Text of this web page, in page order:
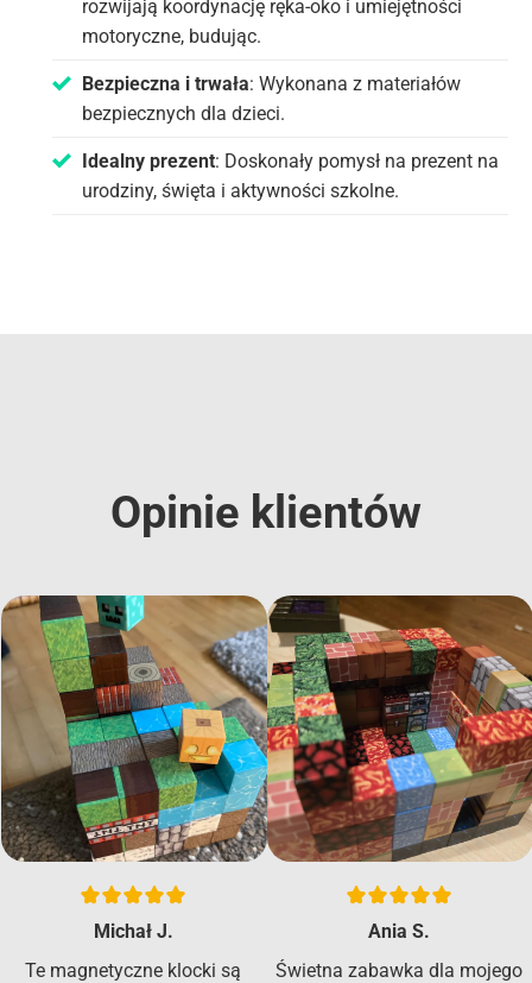
rozwijają koordynację ręka-oko i umiejętności
motoryczne, budując.
Bezpieczna i trwała: Wykonana z materiałów
bezpiecznych dla dzieci.
Idealny prezent: Doskonały pomysł na prezent na
urodziny, święta i aktywności szkolne.
Opinie klientów
Michał J.
Te magnetyczne klocki są
Ania S.
Świetna zabawka dla mojego